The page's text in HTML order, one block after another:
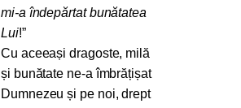
mi-a îndepărtat bunătatea
Lui!”
Cu aceeași dragoste, milă
și bunătate ne-a îmbrățișat
Dumnezeu și pe noi, drept